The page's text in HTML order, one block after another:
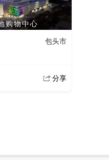
购物中心
包头市
分享